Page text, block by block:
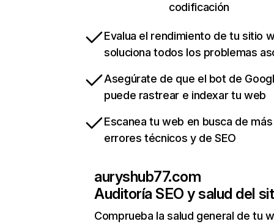
codificación
Evalua el rendimiento de tu sitio
soluciona todos los problemas
Asegúrate de que el bot de
puede rastrear e indexar tu web
Escanea tu web en busca de
errores técnicos y de SEO
auryshub77.com
Auditoría SEO y salud del
Comprueba la salud general de tu